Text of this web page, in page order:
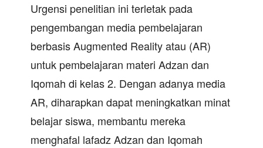
Urgensi penelitian ini terletak pada
pengembangan media pembelajaran
berbasis Augmented Reality atau (AR)
untuk pembelajaran materi Adzan dan
Iqomah di kelas 2. Dengan adanya media
AR, diharapkan dapat meningkatkan minat
belajar siswa, membantu mereka
menghafal lafadz Adzan dan Iqomah